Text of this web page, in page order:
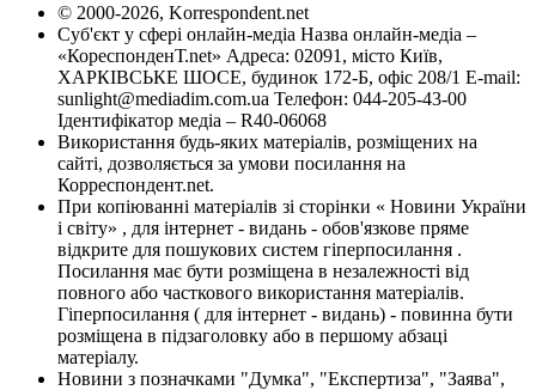
© 2000-2026, Korrespondent.net
Суб'єкт у сфері онлайн-медіа Назва онлайн-медіа –
«КореспонденТ.net» Адреса: 02091, місто Київ,
ХАРКІВСЬКЕ ШОСЕ, будинок 172-Б, офіс 208/1 E-mail:
sunlight@mediadim.com.ua Телефон: 044-205-43-00
Ідентифікатор медіа – R40-06068
Використання будь-яких матеріалів, розміщених на
сайті, дозволяється за умови посилання на
Корреспондент.net.
При копіюванні матеріалів зі сторінки « Новини України
і світу» , для інтернет - видань - обов'язкове пряме
відкрите для пошукових систем гіперпосилання .
Посилання має бути розміщена в незалежності від
повного або часткового використання матеріалів.
Гіперпосилання ( для інтернет - видань) - повинна бути
розміщена в підзаголовку або в першому абзаці
матеріалу.
Новини з позначками "Думка", "Експертиза", "Заява",